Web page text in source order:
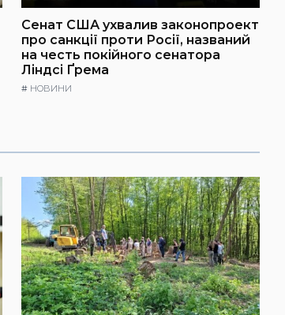
Сенат США ухвалив законопроект
про санкції проти Росії, названий
на честь покійного сенатора
Ліндсі Ґрема
# НОВИНИ